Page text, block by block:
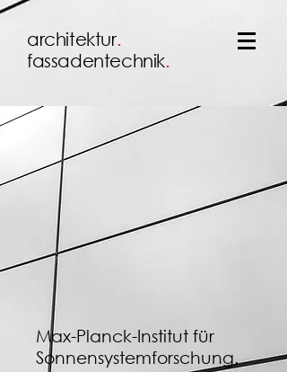
architektur.
fassadentechnik.
Max-Planck-Institut für
Sonnensystemforschung.